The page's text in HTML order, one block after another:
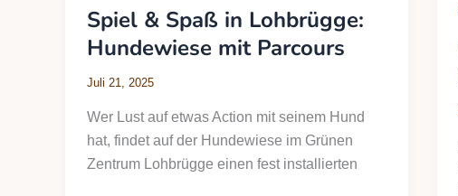
Spiel & Spaß in Lohbrügge:
Hundewiese mit Parcours
Juli 21, 2025
Wer Lust auf etwas Action mit seinem Hund
hat, findet auf der Hundewiese im Grünen
Zentrum Lohbrügge einen fest installierten